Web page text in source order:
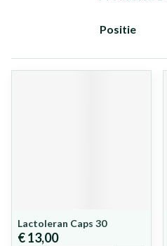
Sorteer op:
Lactoleran Caps 30
€ 13,00